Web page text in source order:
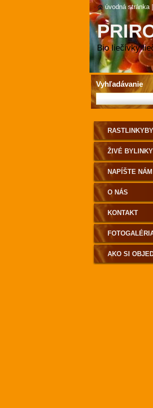
Bio liečivky
ŽIVÉ BYLINKY
NAPÍŠTE NÁM
O NÁS
KONTAKT
AKO SI
Vyhľadávanie
úvodná stránka